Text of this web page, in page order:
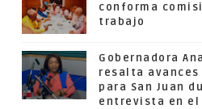
conforma
trabajo
Gobernadora
resalta
para San Juan
entrevista en el